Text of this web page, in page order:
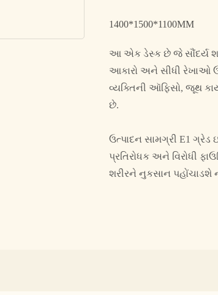
1400*1500*1100MM
આ એક ડેસ્ક છે જે સૌંદર્ય
આકારો અને સીધી રેખાઓ
વ્યક્તિની ઑફિસો, જૂથ
છે.
ઉત્પાદન સામગ્રી E1 ગ્રેડ
પ્રતિરોધક અને વિરોધી
શરીરને નુકસાન પહોંચાડશે